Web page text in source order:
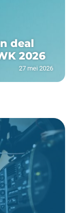
deal
2026
27 mei 2026